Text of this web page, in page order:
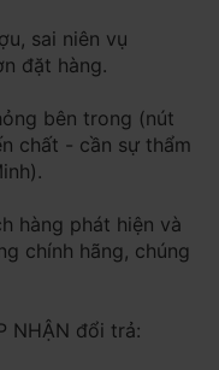
sai niên vụ
đặt hàng.
bên trong (nút
chất - cần sự thẩm
hàng phát hiện và
chính hãng, chúng
NHẬN đổi trả: